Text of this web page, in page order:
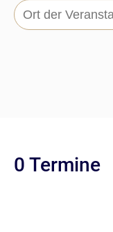
0 Termine